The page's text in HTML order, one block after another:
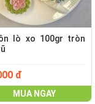
lò xo 100gr tròn
đ
MUA NGAY